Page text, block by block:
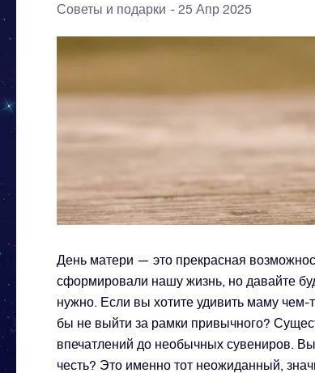
Советы и подарки 25 Апр 2025
День матери — это прекрасная
сформировали нашу жизнь, но давайте
нужно. Если вы хотите удивить маму
бы не выйти за рамки привычного?
впечатлений до необычных сувениров.
честь? Это именно тот неожиданный,